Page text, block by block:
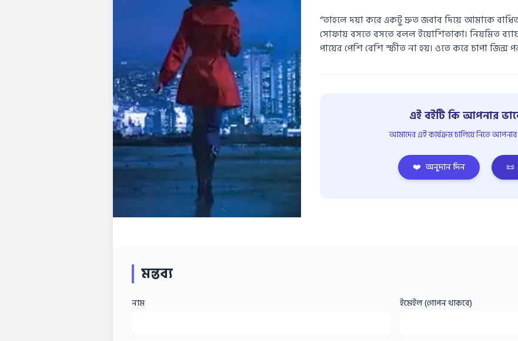
“তাহলে দয়া করে একটু দ্রুত জবাব দিয়ে আমাকে
সোফায় বসতে বসতে বলল ইয়োশিতাকা। নিয়মিত
পায়ের পেশি বেশি স্ফীত না হয়। ওতে করে চাপা জিন্স
এই বইটি কি আপনার
আমাদের এই কার্যক্রম চালিয়ে নিতে আপনার
❤️ অনুদান দিন 📜
মন্তব্য
নাম ইমেইল (গোপন থাকবে)